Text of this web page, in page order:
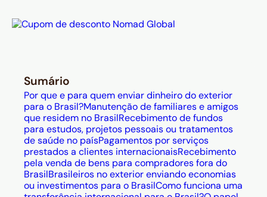
Sumário
Por que e para quem enviar dinheiro do exterior
para o Brasil?Manutenção de familiares e amigos
que residem no BrasilRecebimento de fundos
para estudos, projetos pessoais ou tratamentos
de saúde no paísPagamentos por serviços
prestados a clientes internacionaisRecebimento
pela venda de bens para compradores fora do
BrasilBrasileiros no exterior enviando economias
ou investimentos para o BrasilComo funciona uma